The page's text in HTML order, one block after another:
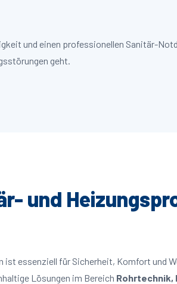
und einen professionellen Sanitär-
geht.
und
essenziell für Sicherheit, Komfort und
Lösungen im Bereich Rohrtechnik,